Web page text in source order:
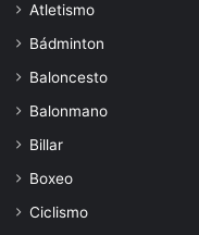
Atletismo
Bádminton
Baloncesto
Balonmano
Billar
Boxeo
Ciclismo